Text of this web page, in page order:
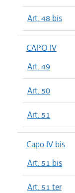
Art. 48 bis
CAPO IV
Art. 49
Art. 50
Art. 51
Capo IV bis
Art. 51 bis
Art. 51 ter